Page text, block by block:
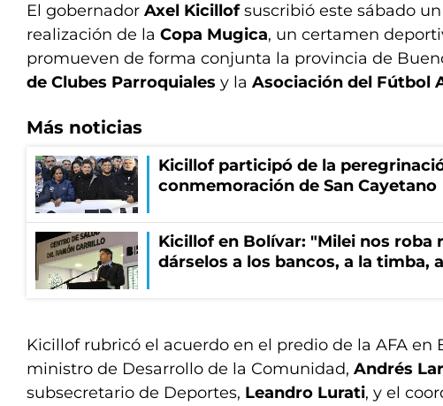
El gobernador Axel Kicillofsuscribió este sábado
realización de la Copa Mugica, un certamen
promueven de forma conjunta la provincia de
de Clubes Parroquiales y la Asociación del Fútbol
Más noticias
Kicillof participó de la
conmemoración de San Cayetano
Kicillof en Bolívar: "Milei nos roba
dárselos a los bancos, a la timba,
Kicillof rubricó el acuerdo en el predio de la AFA en
ministro de Desarrollo de la Comunidad, Andrés
subsecretario de Deportes, Leandro Lurati, y el